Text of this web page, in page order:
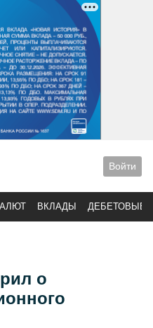
Войти
ВКЛАДЫ ДЕБЕТОВЫЕ
о